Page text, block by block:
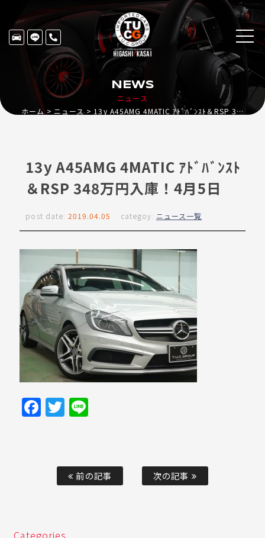
ニュース
NEWS
ホーム ニュース 13y A45AMG 4MATIC ｱﾄﾞﾊﾞﾝｽﾄ＆RSP 348万円入庫！4月5日
13y A45AMG 4MATIC ｱﾄﾞﾊﾞﾝｽﾄ
＆RSP 348万円入庫！4月5日
post date: 2019.04.05 categoy: ニュース一覧
Facebook
Twitter
前の記事 次の記事